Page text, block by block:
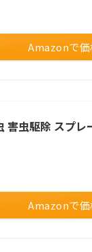
Amazonで価
害虫駆除 スプレ
Amazonで価